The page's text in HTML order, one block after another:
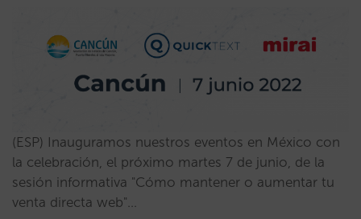
(ESP) Inauguramos nuestros eventos en México con
la celebración, el próximo martes 7 de junio, de la
sesión informativa "Cómo mantener o aumentar tu
venta directa web"…